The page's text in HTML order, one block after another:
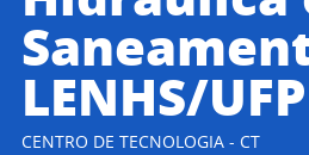
LENHS/
CENTRO DE TECNOLOGIA - CT